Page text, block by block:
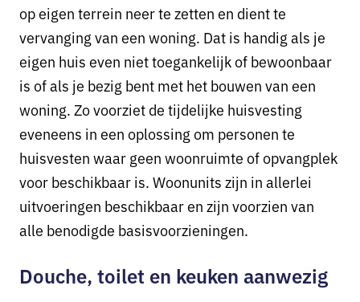
op eigen terrein neer te zetten en dient te
vervanging van een woning. Dat is handig als je
eigen huis even niet toegankelijk of bewoonbaar
is of als je bezig bent met het bouwen van een
woning. Zo voorziet de tijdelijke huisvesting
eveneens in een oplossing om personen te
huisvesten waar geen woonruimte of opvangplek
voor beschikbaar is. Woonunits zijn in allerlei
uitvoeringen beschikbaar en zijn voorzien van
alle benodigde basisvoorzieningen.
Douche, toilet en keuken aanwezig